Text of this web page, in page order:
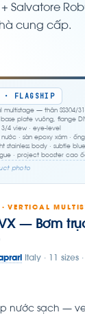
Salvatore
cung cấp.
· FLAGSHIP
multistage — thân SS304/
plate vuông, flange
4 view · eye-level
· sàn epoxy xám · ống
stainless body · subtle
· project booster cao
photo
VERTICAL
— Bơm
Italy · 11 sizes ·
nước sạch —